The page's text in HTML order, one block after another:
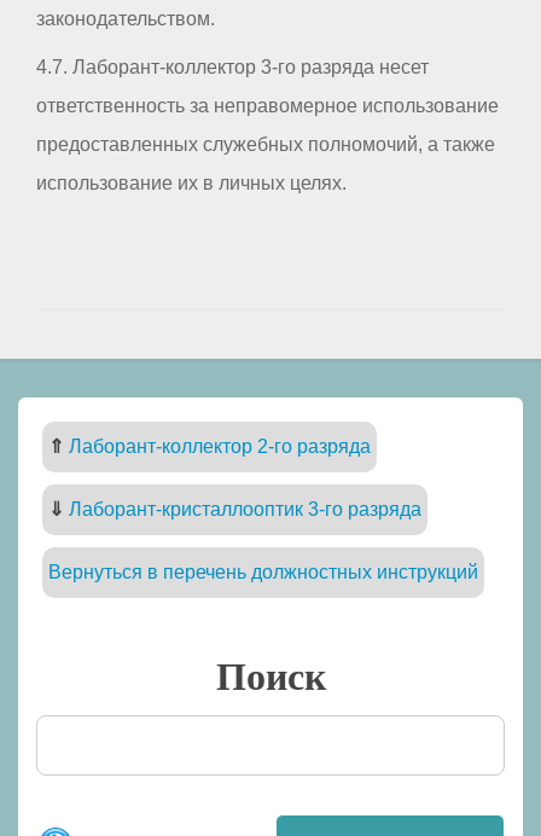
законодательством.
4.7. Лаборант-коллектор 3-го разряда несет
ответственность за неправомерное использование
предоставленных служебных полномочий, а также
использование их в личных целях.
⇑ Лаборант-коллектор 2-го разряда
⇓ Лаборант-кристаллооптик 3-го разряда
Вернуться в перечень должностных инструкций
Поиск